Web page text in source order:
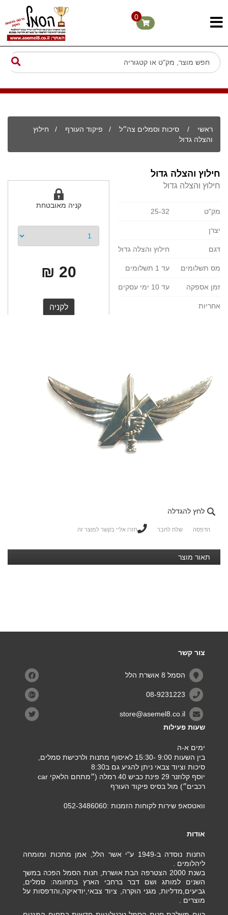
0
ראשי / סיכות וסמלים צה״ל / פיקוד העורף
/ חילוץ
והצלה גדול
חילוץ והצלה גדול
קניה מאובטחת
20 ₪
חילוץ והצלה גדול
מק"ט 25-32
יצרן
דגם חילוץ והצלה גדול
מס תשלומים עד 1 תשלומים
זמן אספקה עד 10 ימי עסקים
אחריות
לחץ להגדלה
הדפסה שלח לחבר חזרו אליי בקשר למוצר זה
תאור מוצר
צור קשר
הסמל 8 אושרת הלל
08-9231223
store@asemel8.co.il
שעות פעילות
ימים א-ה
בין השעות 9:00 -15:30 לאיסוף מתנות ולרכישת סמלים,
סיכות וציוד צבאי ניתן להגיע גם ב8:30
יוסף קלוזנר 29 פינת כביש 40 רמלה (״מתחם הלאקי car
רכבים״) מול בסיס פיקוד העורף
וואטסאפ שירות לקוחות הזמנות :052-3486060
אודות
החנות נוסדה ב-1949 ע"י אשר הלל, אמן מתכות ומומחה
ליהלומים .
בשנת 2000 הצטרפה הבת אושרת, חנות הסמל הפכה במשך
השנים למותג ושם דבר ברחבי הארץ בתחומה: סמלים,
גביעים,מדליות, מגני הוקרה, ציוד צבאי,יודאיקה,והדפסות על
מוצרים .